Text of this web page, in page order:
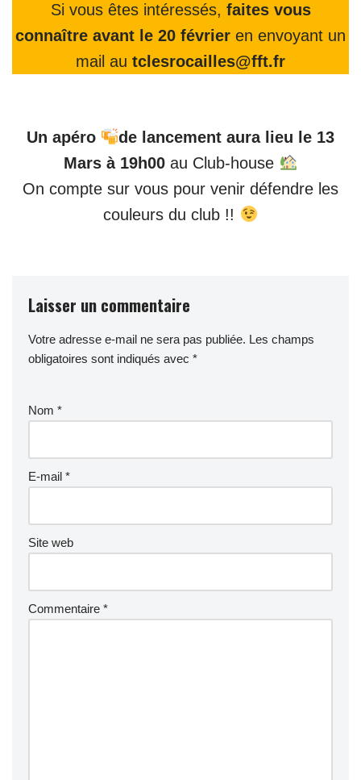
Si vous êtes intéressés, faites vous
connaître avant le 20 février en envoyant un
mail au tclesrocailles@fft.fr
Un apéro
de lancement aura lieu le 13
Mars à 19h00 au Club-house
On compte sur vous pour venir défendre les
couleurs du club !!
Laisser un commentaire
Votre adresse e-mail ne sera pas publiée. Les champs
obligatoires sont indiqués avec *
Nom *
E-mail *
Site web
Commentaire *